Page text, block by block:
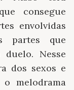
consegue
envolvidas
partes que
Nesse
dos sexos e
melodrama